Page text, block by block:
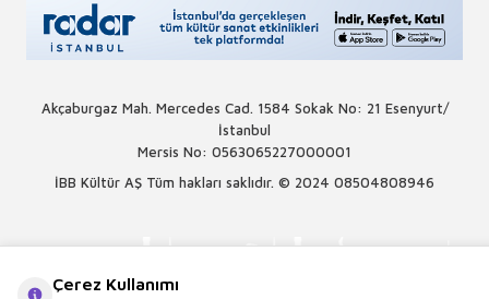
Akçaburgaz Mah. Mercedes Cad. 1584 Sokak No: 21 Esenyurt/
İstanbul
Mersis No: 0563065227000001
İBB Kültür AŞ Tüm hakları saklıdır. © 2024 08504808946
Çerez Kullanımı